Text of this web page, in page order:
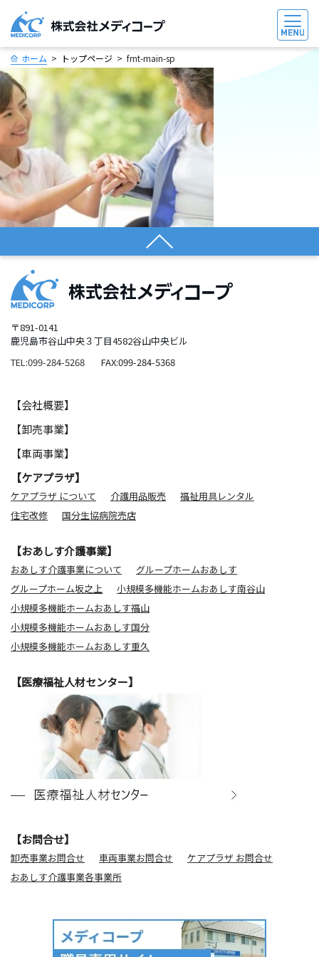
ホーム トップページ frnt-main-sp
〒891-0141
鹿児島市谷山中央３丁目4582谷山中央ビル
TEL:099-284-5268
FAX:099-284-5368
【会社概要】
【卸売事業】
【車両事業】
【ケアプラザ】
ケアプラザ について 介護用品販売
福祉用具レンタル
住宅改修
国分生協病院売店
【おあしす介護事業】
おあしす介護事業について
グループホームおあしす
グループホーム坂之上
小規模多機能ホームおあしす南谷山
小規模多機能ホームおあしす福山
小規模多機能ホームおあしす国分
小規模多機能ホームおあしす重久
【医療福祉人材センター】
【お問合せ】
卸売事業お問合せ 車両事業お問合せ
ケアプラザ お問合せ
おあしす介護事業各事業所